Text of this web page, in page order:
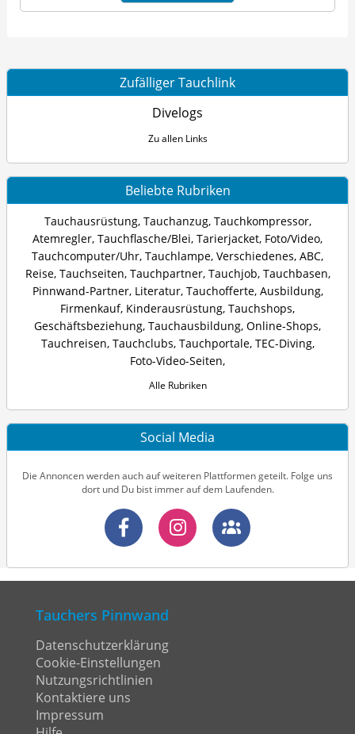
Zufälliger Tauchlink
Divelogs
Zu allen Links
Beliebte Rubriken
Tauchausrüstung, Tauchanzug, Tauchkompressor,
Atemregler, Tauchflasche/Blei, Tarierjacket, Foto/Video,
Tauchcomputer/Uhr, Tauchlampe, Verschiedenes, ABC,
Reise, Tauchseiten, Tauchpartner, Tauchjob, Tauchbasen,
Pinnwand-Partner, Literatur, Tauchofferte, Ausbildung,
Firmenkauf, Kinderausrüstung, Tauchshops,
Geschäftsbeziehung, Tauchausbildung, Online-Shops,
Tauchreisen, Tauchclubs, Tauchportale, TEC-Diving,
Foto-Video-Seiten,
Alle Rubriken
Social Media
Die Annoncen werden auch auf weiteren Plattformen geteilt. Folge uns
dort und Du bist immer auf dem Laufenden.
Tauchers Pinnwand
Datenschutzerklärung
Cookie-Einstellungen
Nutzungsrichtlinien
Kontaktiere uns
Impressum